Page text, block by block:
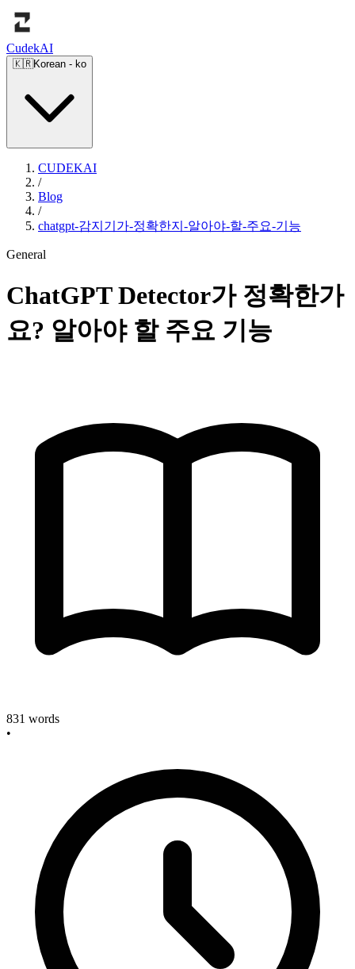
CudekAI
🇰🇷Korean - ko
CUDEKAI
/
Blog
/
chatgpt-감지기가-정확한지-알아야-할-주요-기능
General
ChatGPT Detector가 정확한가
요? 알아야 할 주요 기능
831 words
•